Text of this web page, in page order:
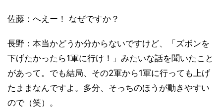
佐藤：へえー！ なぜですか？
長野：本当かどうか分からないですけど、「ズボンを
下げたかったら1軍に行け！」みたいな話を聞いたこと
があって。でも結局、その2軍から1軍に行っても上げ
たままなんですよ。多分、そっちのほうが動きやすい
ので（笑）。